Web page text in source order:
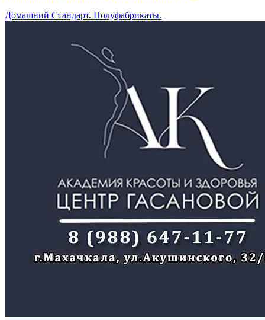
Домашний Стандарт. Полуфабрикаты.